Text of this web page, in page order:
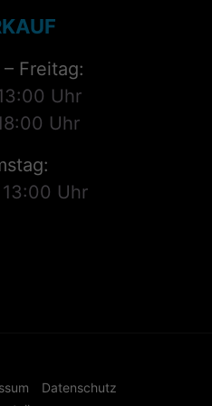
Freitag:
Uhr
Uhr
Uhr
Datenschutz